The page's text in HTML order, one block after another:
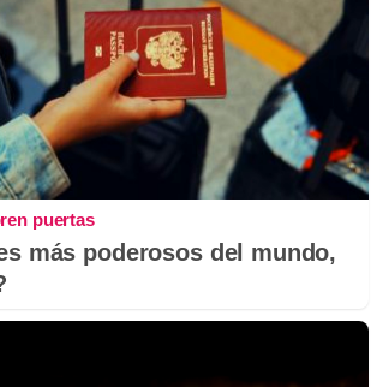
puertas
más poderosos del mundo,